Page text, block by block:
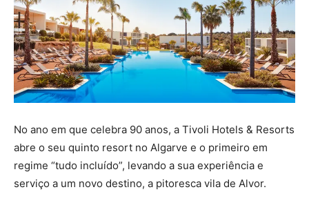
No ano em que celebra 90 anos, a Tivoli Hotels & Resorts
abre o seu quinto resort no Algarve e o primeiro em
regime “tudo incluído”, levando a sua experiência e
serviço a um novo destino, a pitoresca vila de Alvor.